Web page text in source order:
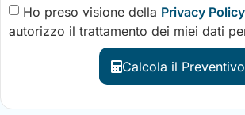
Ho preso visione della Privacy Policy
autorizzo il trattamento dei miei dati
Calcola il Preventivo